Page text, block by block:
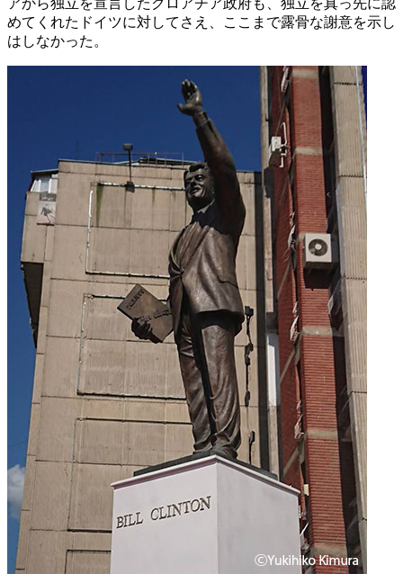
アから独立を宣言したクロアチア政府も、独立を真っ先に認
めてくれたドイツに対してさえ、ここまで露骨な謝意を示し
はしなかった。